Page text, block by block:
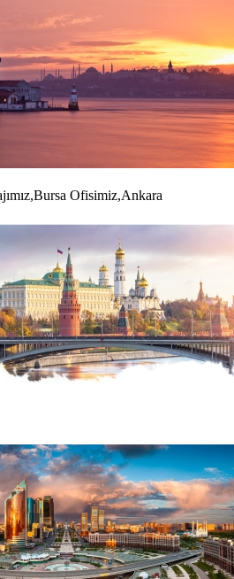
,Bursa Ofisimiz,Ankara